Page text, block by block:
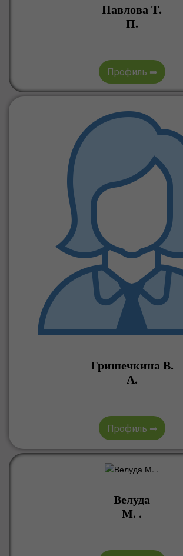
Павлова Т.
П.
Профиль ➡
Гришечкина В.
А.
Профиль ➡
Велуда
М. .